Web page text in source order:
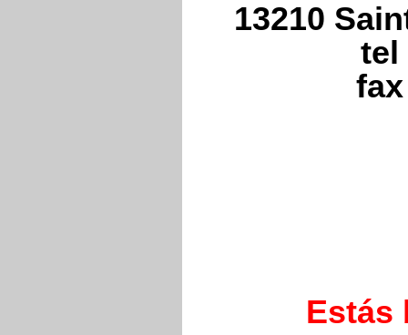
13210
tel
fax
Estás